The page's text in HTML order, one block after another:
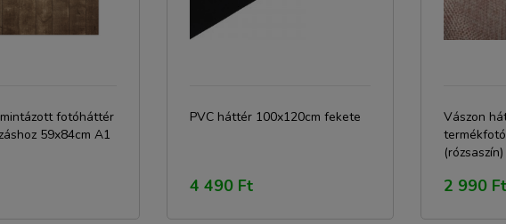
fotóháttér
59x84cm A1
PVC háttér 100x120cm fekete
4 490 Ft
Vászon
(rózsaszín)
2 990 Ft